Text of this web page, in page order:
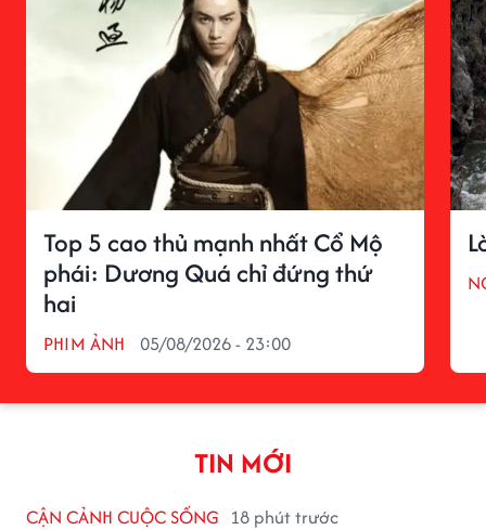
Top 5 cao thủ mạnh nhất Cổ Mộ
phái: Dương Quá chỉ đứng thứ
hai
PHIM ẢNH 05/08/2026 - 23:00
TIN MỚI
CẬN CẢNH CUỘC SỐNG 18 phút trước